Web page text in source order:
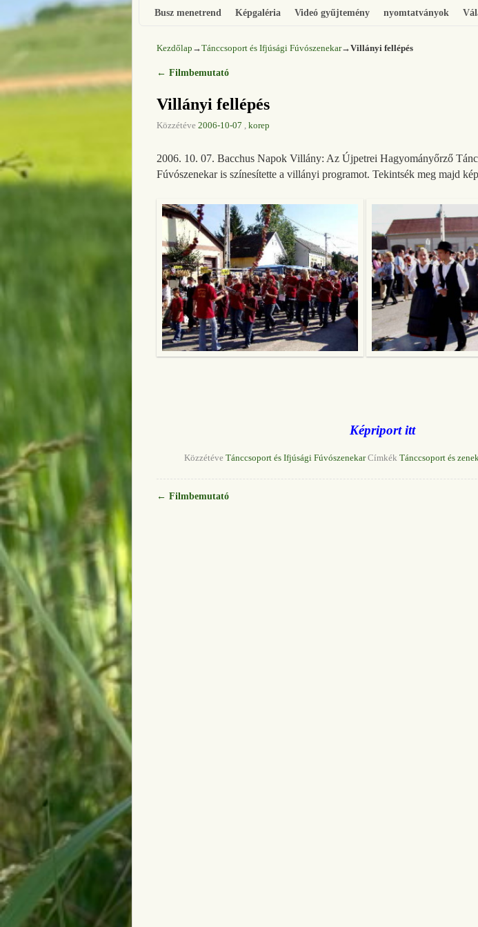
Busz menetrend Képgaléria Videó gyűjtemény nyomtatványok
Kezdőlap →Tánccsoport és Ifjúsági Fúvószenekar→Villányi fellépés
Bejegyzés navigáció
← Filmbemutató
Villányi fellépés
Közzétéve 2006-10-07 , korep
2006. 10. 07. Bacchus Napok Villány: Az Újpetrei Hagyományőrző
Fúvószenekar is színesítette a villányi programot. Tekintsék meg majd
Képriport itt
Közzétéve Tánccsoport és Ifjúsági Fúvószenekar Címkék Tánccsoport és
Bejegyzés navigáció
← Filmbemutató